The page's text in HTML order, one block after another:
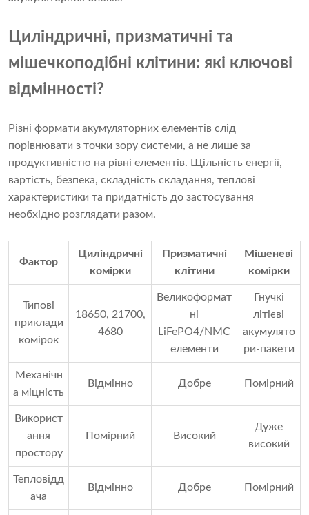
Циліндричні, призматичні та
мішечкоподібні клітини: які ключові
відмінності?
Різні формати акумуляторних елементів слід
порівнювати з точки зору системи, а не лише за
продуктивністю на рівні елементів. Щільність енергії,
вартість, безпека, складність складання, теплові
характеристики та придатність до застосування
необхідно розглядати разом.
Фактор
Циліндричні
комірки
Призматичні
клітини
Мішеневі
комірки
Типові
приклади
комірок
18650, 21700,
4680
Великоформат
ні
LiFePO4/NMC
елементи
Гнучкі
літієві
акумулято
ри-пакети
Механічн
а міцність
Відмінно Добре Помірний
Використ
ання
простору
Помірний Високий
Дуже
високий
Тепловідд
ача
Відмінно Добре Помірний